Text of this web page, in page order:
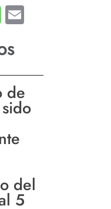
WhatsApp
de
del
5